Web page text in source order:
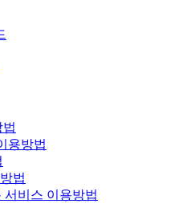
용방법
법
서비스 이용방법